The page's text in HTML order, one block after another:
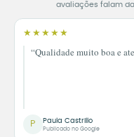
avaliações falam
★★★★★
“Qualidade muito boa e
P Paula Castrillo
Publicado no Google